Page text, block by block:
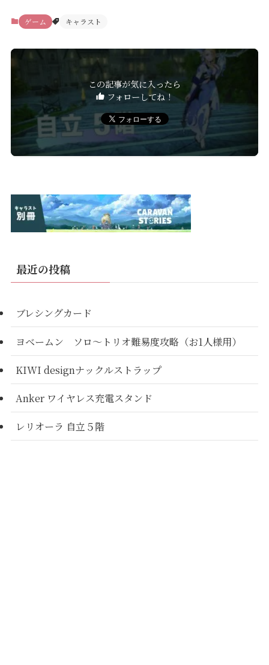
ゲーム キャラスト
この記事が気に入ったら
フォローしてね！
最近の投稿
ブレシングカード
ヨベームン ソロ～トリオ難易度攻略（お1人様用）
KIWI designナックルストラップ
Anker ワイヤレス充電スタンド
レリオーラ 自立５階